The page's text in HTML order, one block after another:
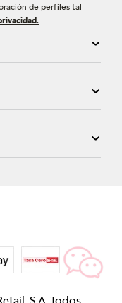
de perfiles tal